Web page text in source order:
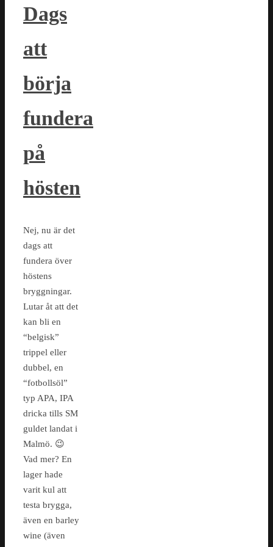
Dags
att
börja
fundera
på
hösten
Nej, nu är det
dags att
fundera över
höstens
bryggningar.
Lutar åt att det
kan bli en
“belgisk”
trippel eller
dubbel, en
“fotbollsöl”
typ APA, IPA
dricka tills SM
guldet landat i
Malmö. 😉
Vad mer? En
lager hade
varit kul att
testa brygga,
även en barley
wine (även